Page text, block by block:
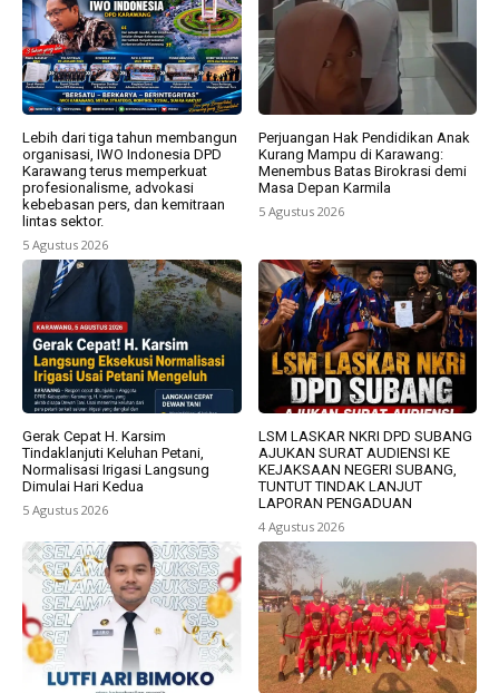
Lebih dari tiga tahun membangun
organisasi, IWO Indonesia DPD
Karawang terus memperkuat
profesionalisme, advokasi
kebebasan pers, dan kemitraan
lintas sektor.
5 Agustus 2026
Perjuangan Hak Pendidikan Anak
Kurang Mampu di Karawang:
Menembus Batas Birokrasi demi
Masa Depan Karmila
5 Agustus 2026
Gerak Cepat H. Karsim
Tindaklanjuti Keluhan Petani,
Normalisasi Irigasi Langsung
Dimulai Hari Kedua
5 Agustus 2026
LSM LASKAR NKRI DPD SUBANG
AJUKAN SURAT AUDIENSI KE
KEJAKSAAN NEGERI SUBANG,
TUNTUT TINDAK LANJUT
LAPORAN PENGADUAN
4 Agustus 2026